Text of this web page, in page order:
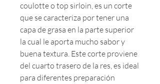
coulotte o top sirloin, es un corte
que se caracteriza por tener una
capa de grasa en la parte superior
la cual le aporta mucho sabor y
buena textura. Este corte proviene
del cuarto trasero de la res, es ideal
para diferentes preparación